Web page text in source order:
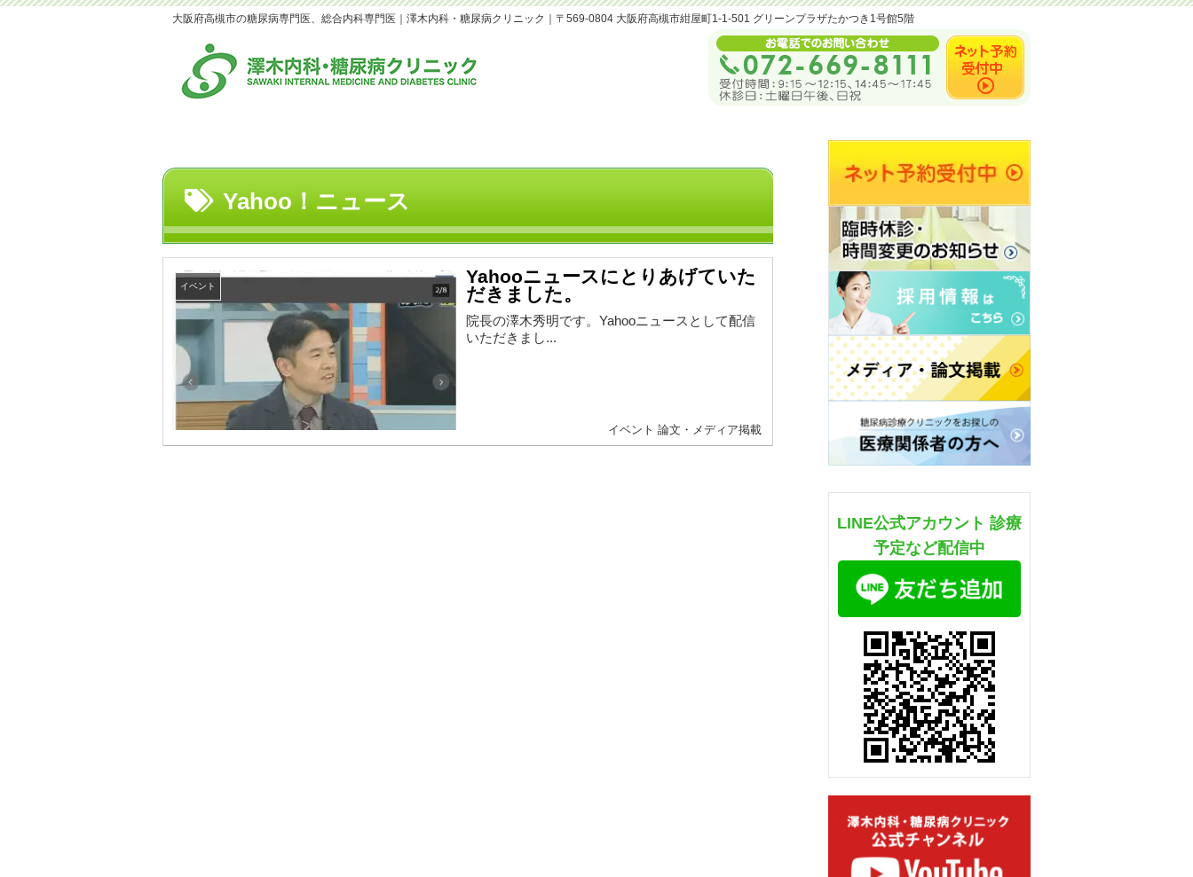
大阪府高槻市の糖尿病専門医、総合内科専門医｜澤木内科・糖尿病クリニック｜〒569-0804 大阪府高槻市紺屋町1-1-501 グリーンプラザたかつき1号館5階
Yahoo！ニュース
イベント
Yahooニュースにとりあげていた
だきました。
院長の澤木秀明です。Yahooニュースとして配信
いただきまし...
イベント 論文・メディア掲載
LINE公式アカウント 診療
予定など配信中